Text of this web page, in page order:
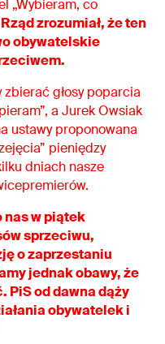
„Wybieram, co
Rząd zrozumiał, że ten
obywatelskie
głosy poparcia
a Jurek Owsiak
ustawy proponowana
pieniędzy
dniach nasze
nas w piątek
sprzeciwu,
o zaprzestaniu
jednak obawy, że
PiS od dawna dąży
obywatelek i